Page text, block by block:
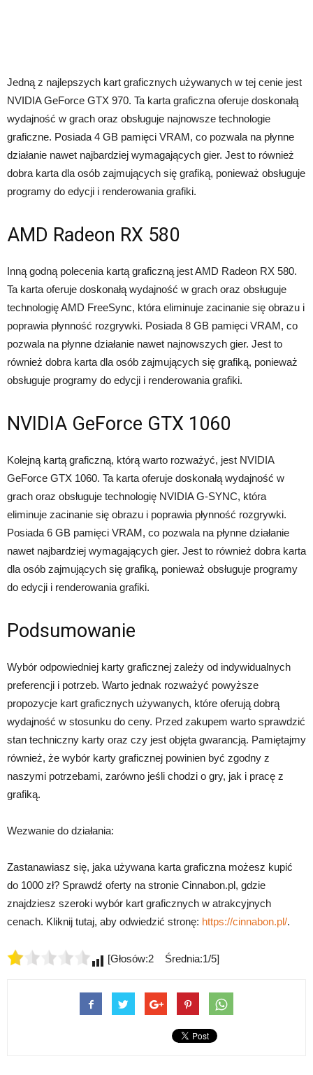
Jedną z najlepszych kart graficznych używanych w tej cenie jest
NVIDIA GeForce GTX 970. Ta karta graficzna oferuje doskonałą
wydajność w grach oraz obsługuje najnowsze technologie
graficzne. Posiada 4 GB pamięci VRAM, co pozwala na płynne
działanie nawet najbardziej wymagających gier. Jest to również
dobra karta dla osób zajmujących się grafiką, ponieważ obsługuje
programy do edycji i renderowania grafiki.
AMD Radeon RX 580
Inną godną polecenia kartą graficzną jest AMD Radeon RX 580.
Ta karta oferuje doskonałą wydajność w grach oraz obsługuje
technologię AMD FreeSync, która eliminuje zacinanie się obrazu i
poprawia płynność rozgrywki. Posiada 8 GB pamięci VRAM, co
pozwala na płynne działanie nawet najnowszych gier. Jest to
również dobra karta dla osób zajmujących się grafiką, ponieważ
obsługuje programy do edycji i renderowania grafiki.
NVIDIA GeForce GTX 1060
Kolejną kartą graficzną, którą warto rozważyć, jest NVIDIA
GeForce GTX 1060. Ta karta oferuje doskonałą wydajność w
grach oraz obsługuje technologię NVIDIA G-SYNC, która
eliminuje zacinanie się obrazu i poprawia płynność rozgrywki.
Posiada 6 GB pamięci VRAM, co pozwala na płynne działanie
nawet najbardziej wymagających gier. Jest to również dobra karta
dla osób zajmujących się grafiką, ponieważ obsługuje programy
do edycji i renderowania grafiki.
Podsumowanie
Wybór odpowiedniej karty graficznej zależy od indywidualnych
preferencji i potrzeb. Warto jednak rozważyć powyższe
propozycje kart graficznych używanych, które oferują dobrą
wydajność w stosunku do ceny. Przed zakupem warto sprawdzić
stan techniczny karty oraz czy jest objęta gwarancją. Pamiętajmy
również, że wybór karty graficznej powinien być zgodny z
naszymi potrzebami, zarówno jeśli chodzi o gry, jak i pracę z
grafiką.
Wezwanie do działania:
Zastanawiasz się, jaka używana karta graficzna możesz kupić
do 1000 zł? Sprawdź oferty na stronie Cinnabon.pl, gdzie
znajdziesz szeroki wybór kart graficznych w atrakcyjnych
cenach. Kliknij tutaj, aby odwiedzić stronę: https://cinnabon.pl/.
[Głosów:2 Średnia:1/5]